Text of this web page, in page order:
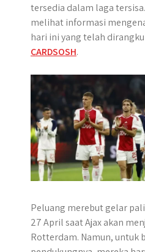
tersedia dalam laga
melihat informasi
hari ini yang telah
CARDSOSH.
Peluang merebut gelar
27 April saat Ajax akan
Rotterdam. Namun, untuk